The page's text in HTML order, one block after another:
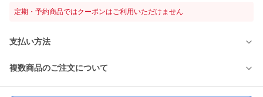
定期・予約商品ではクーポンはご利用いただけません
支払い方法
複数商品のご注文について